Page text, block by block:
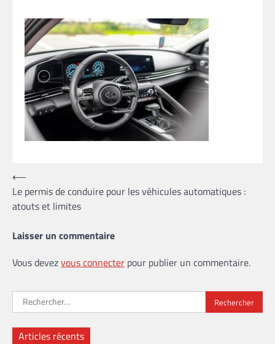
Navigation
de
l’article
⟵
Le permis de conduire pour les véhicules automatiques :
atouts et limites
Laisser un commentaire
Vous devezvous connecter pour publier un commentaire.
Rechercher :
Articles récents